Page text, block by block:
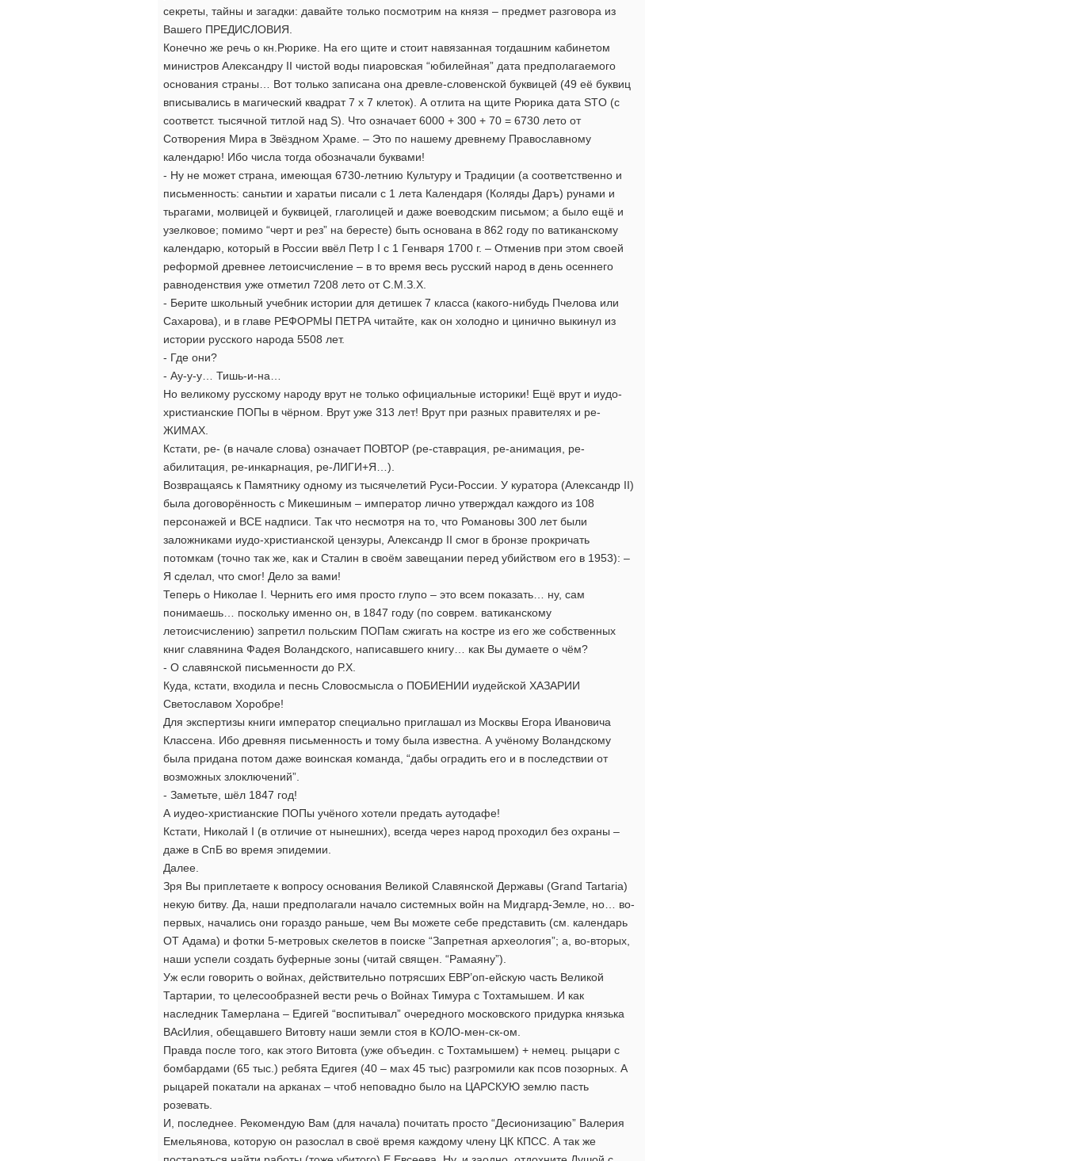
секреты, тайны и загадки: давайте только посмотрим на князя – предмет разговора из
Вашего ПРЕДИСЛОВИЯ.
Конечно же речь о кн.Рюрике. На его щите и стоит навязанная тогдашним кабинетом
министров Александру II чистой воды пиаровская “юбилейная” дата предполагаемого
основания страны… Вот только записана она древле-словенской буквицей (49 её буквиц
вписывались в магический квадрат 7 х 7 клеток). А отлита на щите Рюрика дата STO (с
соответст. тысячной титлой над S). Что означает 6000 + 300 + 70 = 6730 лето от
Сотворения Мира в Звёздном Храме. – Это по нашему древнему Православному
календарю! Ибо числа тогда обозначали буквами!
- Ну не может страна, имеющая 6730-летнию Культуру и Традиции (а соответственно и
письменность: саньтии и харатьи писали с 1 лета Календаря (Коляды Даръ) рунами и
тьрагами, молвицей и буквицей, глаголицей и даже воеводским письмом; а было ещё и
узелковое; помимо “черт и рез” на бересте) быть основана в 862 году по ватиканскому
календарю, который в России ввёл Петр I c 1 Генваря 1700 г. – Отменив при этом своей
реформой древнее летоисчисление – в то время весь русский народ в день осеннего
равноденствия уже отметил 7208 лето от С.М.З.Х.
- Берите школьный учебник истории для детишек 7 класса (какого-нибудь Пчелова или
Сахарова), и в главе РЕФОРМЫ ПЕТРА читайте, как он холодно и цинично выкинул из
истории русского народа 5508 лет.
- Где они?
- Ау-у-у… Тишь-и-на…
Но великому русскому народу врут не только официальные историки! Ещё врут и иудо-
христианские ПОПы в чёрном. Врут уже 313 лет! Врут при разных правителях и ре-
ЖИМАХ.
Кстати, ре- (в начале слова) означает ПОВТОР (ре-ставрация, ре-анимация, ре-
абилитация, ре-инкарнация, ре-ЛИГИ+Я…).
Возвращаясь к Памятнику одному из тысячелетий Руси-России. У куратора (Александр II)
была договорённость с Микешиным – император лично утверждал каждого из 108
персонажей и ВСЕ надписи. Так что несмотря на то, что Романовы 300 лет были
заложниками иудо-христианской цензуры, Александр II смог в бронзе прокричать
потомкам (точно так же, как и Сталин в своём завещании перед убийством его в 1953): –
Я сделал, что смог! Дело за вами!
Теперь о Николае I. Чернить его имя просто глупо – это всем показать… ну, сам
понимаешь… поскольку именно он, в 1847 году (по соврем. ватиканскому
летоисчислению) запретил польским ПОПам сжигать на костре из его же собственных
книг славянина Фадея Воландского, написавшего книгу… как Вы думаете о чём?
- О славянской письменности до Р.Х.
Куда, кстати, входила и песнь Словосмысла о ПОБИЕНИИ иудейской ХАЗАРИИ
Светославом Хоробре!
Для экспертизы книги император специально приглашал из Москвы Егора Ивановича
Классена. Ибо древняя письменность и тому была известна. А учёному Воландскому
была придана потом даже воинская команда, “дабы оградить его и в последствии от
возможных злоключений”.
- Заметьте, шёл 1847 год!
А иудео-христианские ПОПы учёного хотели предать аутодафе!
Кстати, Николай I (в отличие от нынешних), всегда через народ проходил без охраны –
даже в СпБ во время эпидемии.
Далее.
Зря Вы приплетаете к вопросу основания Великой Славянской Державы (Grand Tartaria)
некую битву. Да, наши предполагали начало системных войн на Мидгард-Земле, но… во-
первых, начались они гораздо раньше, чем Вы можете себе представить (см. календарь
ОТ Адама) и фотки 5-метровых скелетов в поиске “Запретная археология”; а, во-вторых,
наши успели создать буферные зоны (читай священ. “Рамаяну”).
Уж если говорить о войнах, действительно потрясших ЕВР’оп-ейскую часть Великой
Тартарии, то целесообразней вести речь о Войнах Тимура с Тохтамышем. И как
наследник Тамерлана – Едигей “воспитывал” очередного московского придурка князька
ВАсИлия, обещавшего Витовту наши земли стоя в КОЛО-мен-ск-ом.
Правда после того, как этого Витовта (уже объедин. с Тохтамышем) + немец. рыцари с
бомбардами (65 тыс.) ребята Едигея (40 – мах 45 тыс) разгромили как псов позорных. А
рыцарей покатали на арканах – чтоб неповадно было на ЦАРСКУЮ землю пасть
розевать.
И, последнее. Рекомендую Вам (для начала) почитать просто “Десионизацию” Валерия
Емельянова, которую он разослал в своё время каждому члену ЦК КПСС. А так же